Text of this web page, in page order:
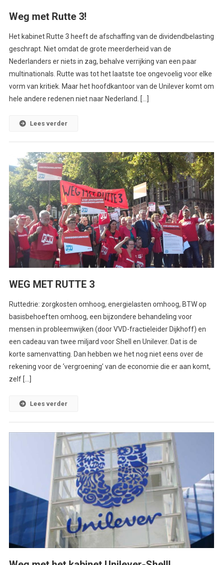
Weg met Rutte 3!
Het kabinet Rutte 3 heeft de afschaffing van de dividendbelasting
geschrapt. Niet omdat de grote meerderheid van de
Nederlanders er niets in zag, behalve verrijking van een paar
multinationals. Rutte was tot het laatste toe ongevoelig voor elke
vorm van kritiek. Maar het hoofdkantoor van de Unilever komt om
hele andere redenen niet naar Nederland. […]
Lees verder
WEG MET RUTTE 3
Ruttedrie: zorgkosten omhoog, energielasten omhoog, BTW op
basisbehoeften omhoog, een bijzondere behandeling voor
mensen in probleemwijken (door VVD-fractieleider Dijkhoff) en
een cadeau van twee miljard voor Shell en Unilever. Dat is de
korte samenvatting. Dan hebben we het nog niet eens over de
rekening voor de ‘vergroening’ van de economie die er aan komt,
zelf […]
Lees verder